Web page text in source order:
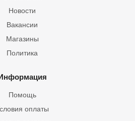
Новости
Вакансии
Магазины
Политика
Помощь
оплаты